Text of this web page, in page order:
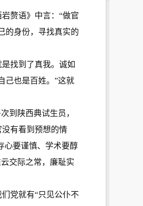
赘语》中言：“做官
的身份，寻找真实的
找到了真我。诚如
己也是百姓。”这就
到陕西典试生员，
有看到预想的情
心要谨慎、学术要醇
交际之常，廉耻实
党就有“只见公仆不